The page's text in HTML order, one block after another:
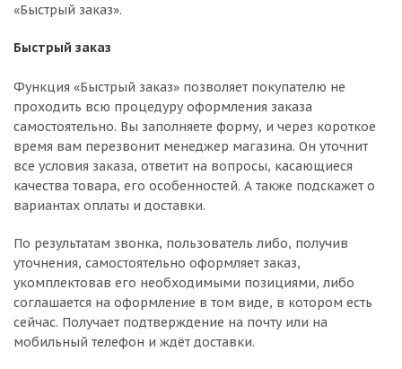
«Быстрый заказ».
Быстрый заказ
Функция «Быстрый заказ» позволяет покупателю не
проходить всю процедуру оформления заказа
самостоятельно. Вы заполняете форму, и через короткое
время вам перезвонит менеджер магазина. Он уточнит
все условия заказа, ответит на вопросы, касающиеся
качества товара, его особенностей. А также подскажет о
вариантах оплаты и доставки.
По результатам звонка, пользователь либо, получив
уточнения, самостоятельно оформляет заказ,
укомплектовав его необходимыми позициями, либо
соглашается на оформление в том виде, в котором есть
сейчас. Получает подтверждение на почту или на
мобильный телефон и ждёт доставки.